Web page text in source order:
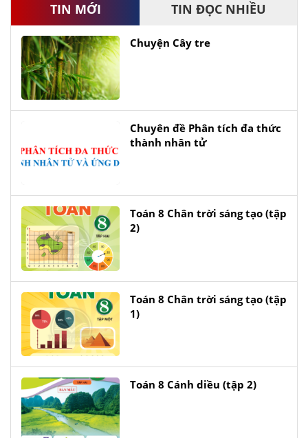
TIN MỚI TIN ĐỌC NHIỀU
Chuyện Cây tre
Chuyên đề Phân tích đa thức
thành nhân tử
Toán 8 Chân trời sáng tạo (tập
2)
Toán 8 Chân trời sáng tạo (tập
1)
Toán 8 Cánh diều (tập 2)